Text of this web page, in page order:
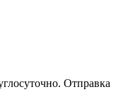
Отправка